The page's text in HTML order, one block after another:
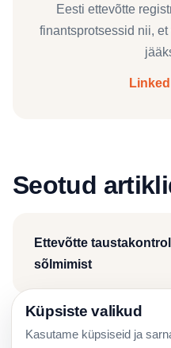
Eesti ettevõtte
finantsprotsessid nii,
Seotud
Ettevõtte
sõlmimist
e-Äriregistri
Küpsiste valikud
Kasutame küpsiseid ja